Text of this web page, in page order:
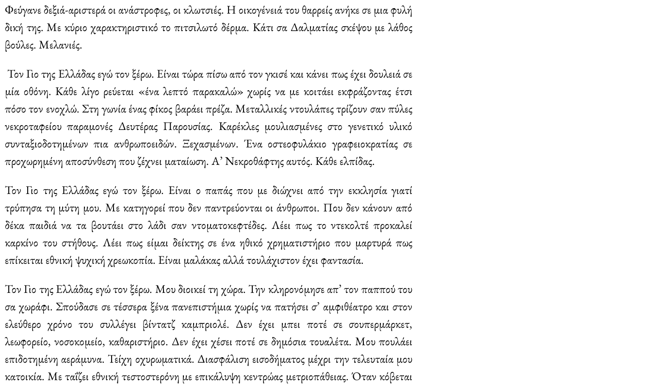
Φεύγανε δεξιά-αριστερά οι ανάστροφες, οι κλωτσιές. Η οικογένειά του θαρρείς ανήκε σε μια φυλή
δική της. Με κύριο χαρακτηριστικό το πιτσιλωτό δέρμα. Κάτι σα Δαλματίας σκέψου με λάθος
βούλες. Μελανιές.
Τον Γιο της Ελλάδας εγώ τον ξέρω. Είναι τώρα πίσω από τον γκισέ και κάνει πως έχει δουλειά σε
μία οθόνη. Κάθε λίγο ρεύεται «ένα λεπτό παρακαλώ» χωρίς να με κοιτάει εκφράζοντας έτσι
πόσο τον ενοχλώ. Στη γωνία ένας φίκος βαράει πρέζα. Μεταλλικές ντουλάπες τρίζουν σαν πύλες
νεκροταφείου παραμονές Δευτέρας Παρουσίας. Καρέκλες μουλιασμένες στο γενετικό υλικό
συνταξιοδοτημένων πια ανθρωποειδών. Ξεχασμένων. Ένα οστεοφυλάκιο γραφειοκρατίας σε
προχωρημένη αποσύνθεση που ζέχνει ματαίωση. Α’ Νεκροθάφτης αυτός. Κάθε ελπίδας.
Τον Γιο της Ελλάδας εγώ τον ξέρω. Είναι ο παπάς που με διώχνει από την εκκλησία γιατί
τρύπησα τη μύτη μου. Με κατηγορεί που δεν παντρεύονται οι άνθρωποι. Που δεν κάνουν από
δέκα παιδιά να τα βουτάει στο λάδι σαν ντοματοκεφτέδες. Λέει πως το ντεκολτέ προκαλεί
καρκίνο του στήθους. Λέει πως είμαι δείκτης σε ένα ηθικό χρηματιστήριο που μαρτυρά πως
επίκειται εθνική ψυχική χρεωκοπία. Είναι μαλάκας αλλά τουλάχιστον έχει φαντασία.
Τον Γιο της Ελλάδας εγώ τον ξέρω. Μου διοικεί τη χώρα. Την κληρονόμησε απ’ τον παππού του
σα χωράφι. Σπούδασε σε τέσσερα ξένα πανεπιστήμια χωρίς να πατήσει σ’ αμφιθέατρο και στον
ελεύθερο χρόνο του συλλέγει βίντατζ καμπριολέ. Δεν έχει μπει ποτέ σε σουπερμάρκετ,
λεωφορείο, νοσοκομείο, καθαριστήριο. Δεν έχει χέσει ποτέ σε δημόσια τουαλέτα. Μου πουλάει
επιδοτημένη αεράμυνα. Τείχη οχυρωματικά. Διασφάλιση εισοδήματος μέχρι την τελευταία μου
κατοικία. Με ταΐζει εθνική τεστοστερόνη με επικάλυψη κεντρώας μετριοπάθειας. Όταν κόβεται